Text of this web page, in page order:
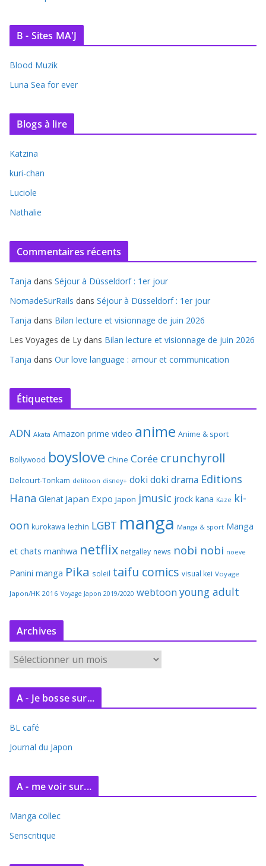
B - Sites MA'J
Blood Muzik
Luna Sea for ever
Blogs à lire
Katzina
kuri-chan
Luciole
Nathalie
Commentaires récents
Tanja dans Séjour à Düsseldorf : 1er jour
NomadeSurRails dans Séjour à Düsseldorf : 1er jour
Tanja dans Bilan lecture et visionnage de juin 2026
Les Voyages de Ly dans Bilan lecture et visionnage de juin 2026
Tanja dans Our love language : amour et communication
Étiquettes
ADN Akata Amazon prime video anime Anime & sport
Bollywood boyslove Chine Corée crunchyroll
Delcourt-Tonkam delitoon disney+ doki doki drama Editions
Hana Glenat Japan Expo Japon jmusic jrock kana Kaze ki-
oon kurokawa lezhin LGBT manga Manga & sport Manga
et chats manhwa netflix netgalley news nobi nobi noeve
Panini manga Pika soleil taifu comics visual kei Voyage
Japon/HK 2016 Voyage Japon 2019/2020 webtoon young adult
Archives
r
c
v
e
A - Je bosse sur...
BL café
Journal du Japon
A - me voir sur...
Manga collec
Senscritique